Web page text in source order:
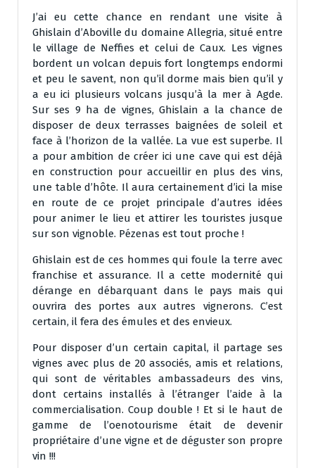
J’ai eu cette chance en rendant une visite à
Ghislain d’Aboville du domaine Allegria, situé entre
le village de Neffies et celui de Caux. Les vignes
bordent un volcan depuis fort longtemps endormi
et peu le savent, non qu’il dorme mais bien qu’il y
a eu ici plusieurs volcans jusqu’à la mer à Agde.
Sur ses 9 ha de vignes, Ghislain a la chance de
disposer de deux terrasses baignées de soleil et
face à l’horizon de la vallée. La vue est superbe. Il
a pour ambition de créer ici une cave qui est déjà
en construction pour accueillir en plus des vins,
une table d’hôte. Il aura certainement d’ici la mise
en route de ce projet principale d’autres idées
pour animer le lieu et attirer les touristes jusque
sur son vignoble. Pézenas est tout proche !
Ghislain est de ces hommes qui foule la terre avec
franchise et assurance. Il a cette modernité qui
dérange en débarquant dans le pays mais qui
ouvrira des portes aux autres vignerons. C’est
certain, il fera des émules et des envieux.
Pour disposer d’un certain capital, il partage ses
vignes avec plus de 20 associés, amis et relations,
qui sont de véritables ambassadeurs des vins,
dont certains installés à l’étranger l’aide à la
commercialisation. Coup double ! Et si le haut de
gamme de l’oenotourisme était de devenir
propriétaire d’une vigne et de déguster son propre
vin !!!